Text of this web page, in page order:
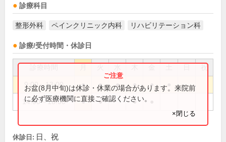
診療科目
整形外科 ペインクリニック内科 リハビリテーション科
診療/受付時間・休診日
祝
9:00～13:00 ● ● ● ● ●
14:00～18:00 ● ● ●
お盆(8月中旬)は休診・休業の場合があります。来院前
に必ず医療機関に直接ご確認ください。
×閉じる
休診日: 日、祝